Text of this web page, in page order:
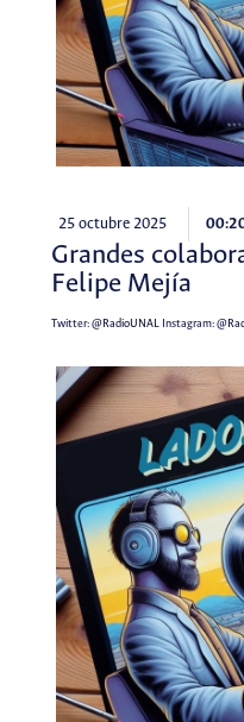
25 octubre 2025
Grandes
Felipe Mejía
Twitter:@RadioUNALInstagram: